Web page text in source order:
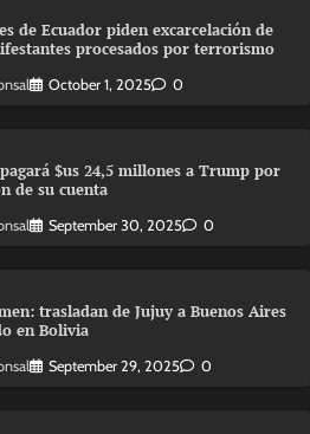
de Ecuador piden excarcelación de
procesados por terrorismo
October 1, 2025 0
$us 24,5 millones a Trump por
de su cuenta
September 30, 2025 0
trasladan de Jujuy a Buenos Aires
en Bolivia
September 29, 2025 0